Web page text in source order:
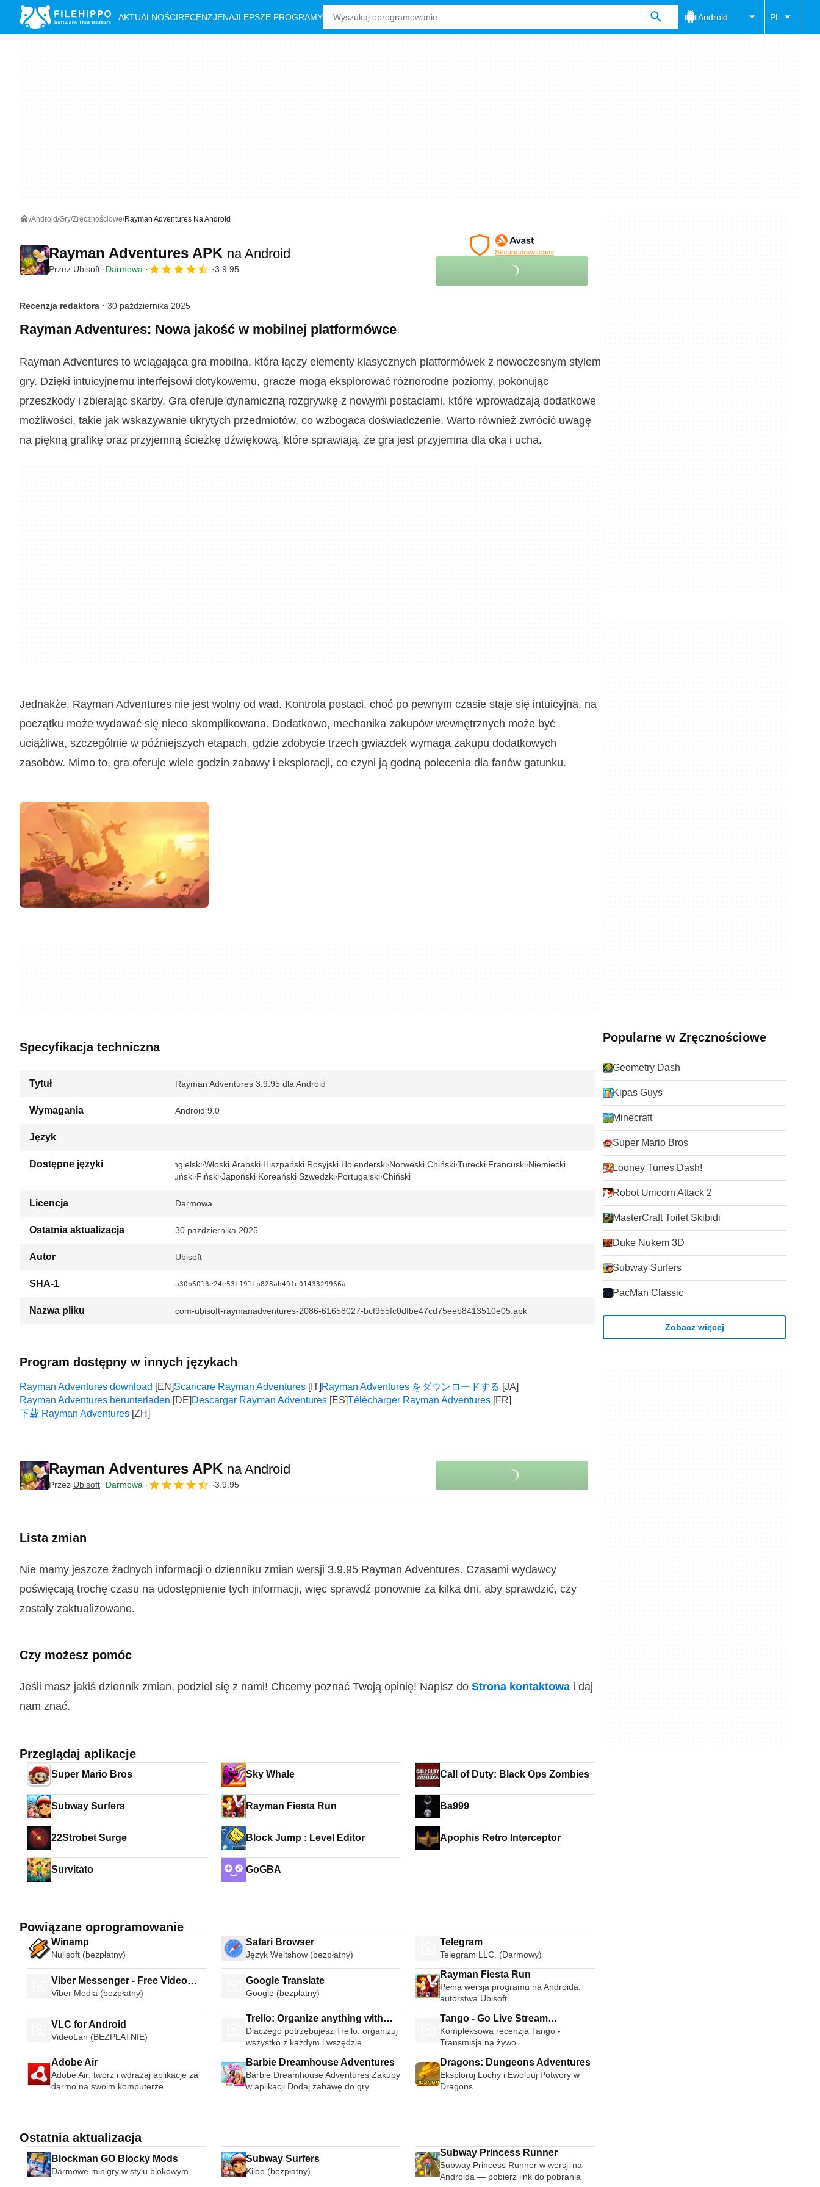
AKTUALNOŚCIRECENZJENAJLEPSZE PROGRAMY Android PL
Android Gry Zręcznościowe Rayman Adventures Na Android
Rayman Adventures APK na Android
Przez Ubisoft Darmowa 3.9.95
Recenzja redaktora · 30 października 2025
Rayman Adventures: Nowa jakość w mobilnej platformówce
Rayman Adventures to wciągająca gra mobilna, która łączy elementy klasycznych platformówek z nowoczesnym stylem
gry. Dzięki intuicyjnemu interfejsowi dotykowemu, gracze mogą eksplorować różnorodne poziomy, pokonując
przeszkody i zbierając skarby. Gra oferuje dynamiczną rozgrywkę z nowymi postaciami, które wprowadzają dodatkowe
możliwości, takie jak wskazywanie ukrytych przedmiotów, co wzbogaca doświadczenie. Warto również zwrócić uwagę
na piękną grafikę oraz przyjemną ścieżkę dźwiękową, które sprawiają, że gra jest przyjemna dla oka i ucha.
Jednakże, Rayman Adventures nie jest wolny od wad. Kontrola postaci, choć po pewnym czasie staje się intuicyjna, na
początku może wydawać się nieco skomplikowana. Dodatkowo, mechanika zakupów wewnętrznych może być
uciążliwa, szczególnie w późniejszych etapach, gdzie zdobycie trzech gwiazdek wymaga zakupu dodatkowych
zasobów. Mimo to, gra oferuje wiele godzin zabawy i eksploracji, co czyni ją godną polecenia dla fanów gatunku.
Specyfikacja techniczna
Tytuł Rayman Adventures 3.9.95 dla Android
Wymagania Android 9.0
Język
Dostępne języki Angielski Włoski Arabski Hiszpański Rosyjski Holenderski Norweski Chiński Turecki Francuski Niemiecki
Duński Fiński Japoński Koreański Szwedzki Portugalski Chiński
Licencja Darmowa
Ostatnia aktualizacja 30 października 2025
Autor Ubisoft
SHA-1 a30b6013e24e53f191fb828ab49fe0143329966a
Nazwa pliku com-ubisoft-raymanadventures-2086-61658027-bcf955fc0dfbe47cd75eeb8413510e05.apk
Program dostępny w innych językach
Rayman Adventures download Scaricare Rayman Adventures
Rayman Adventures をダウンロードする
Rayman Adventures herunterladen
Descargar Rayman Adventures
Télécharger Rayman Adventures
下载 Rayman Adventures
Rayman Adventures APK na Android
Przez Ubisoft Darmowa 3.9.95
Lista zmian
Nie mamy jeszcze żadnych informacji o dzienniku zmian wersji 3.9.95 Rayman Adventures. Czasami wydawcy
poświęcają trochę czasu na udostępnienie tych informacji, więc sprawdź ponownie za kilka dni, aby sprawdzić, czy
zostały zaktualizowane.
Czy możesz pomóc
Jeśli masz jakiś dziennik zmian, podziel się z nami! Chcemy poznać Twoją opinię! Napisz do Strona kontaktowa i daj
nam znać.
Przeglądaj aplikacje
Super Mario Bros Sky Whale Call of Duty: Black Ops Zombies
Subway Surfers Rayman Fiesta Run Ba999
22Strobet Surge Block Jump : Level Editor Apophis Retro Interceptor
Survitato GoGBA
Powiązane oprogramowanie
Winamp
Nullsoft (bezpłatny)
Safari Browser
Język Weltshow (bezpłatny)
Telegram
Telegram LLC. (Darmowy)
Viber Messenger - Free Video
Calls Group Chats
Viber Media (bezpłatny)
Google Translate
Google (bezpłatny)
Rayman Fiesta Run
Pełna wersja programu na Androida,
autorstwa Ubisoft.
VLC for Android
VideoLan (BEZPŁATNIE)
Trello: Organize anything with
anyone anywhere
Dlaczego potrzebujesz Trello: organizuj
wszystko z każdym i wszędzie
Tango - Go Live Stream
Broadcast Live Video Chat
Kompleksowa recenzja Tango -
Transmisja na żywo
Adobe Air
Adobe Air: twórz i wdrażaj aplikacje za
darmo na swoim komputerze
Barbie Dreamhouse Adventures
Barbie Dreamhouse Adventures Zakupy
w aplikacji Dodaj zabawę do gry
Dragons: Dungeons Adventures
Eksploruj Lochy i Ewoluuj Potwory w
Dragons
Ostatnia aktualizacja
Blockman GO Blocky Mods
Darmowe minigry w stylu blokowym
Subway Surfers
Kiloo (bezpłatny)
Subway Princess Runner
Subway Princess Runner w wersji na
Androida — pobierz link do pobrania
Popularne w Zręcznościowe
Geometry Dash
Kipas Guys
Minecraft
Super Mario Bros
Looney Tunes Dash!
Robot Unicorn Attack 2
MasterCraft Toilet Skibidi
Duke Nukem 3D
Subway Surfers
PacMan Classic
Zobacz więcej